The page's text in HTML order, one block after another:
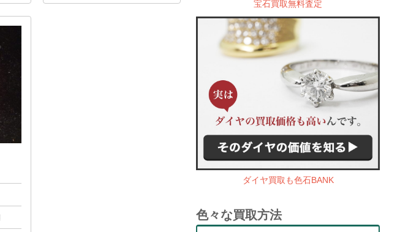
宝石買取無料査定
ダイヤ買取も色石BANK
色々な買取方法